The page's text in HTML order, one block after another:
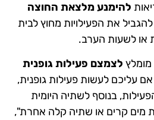
להימנע מלצאת החוצה
את הפעילויות מחוץ לבית
או לשעות הערב.
מומלץ לצמצם פעילות גופנית
עליכם לעשות פעילות גופנית,
בנוסף לשתיה היומית
עוד 2-4 כוסות מים קרים או שתיה קלה אחרת",